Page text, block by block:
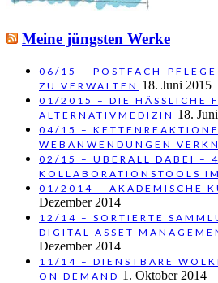
Meine jüngsten Werke
06/15 – POSTFACH-
ZU VERWALTEN 18. Juni 2015
01/2015 – DIE HÄSSLICHE
ALTERNATIVMEDIZIN 18.
04/15 –
WEBANWENDUNGEN
02/15 – ÜBERALL DABEI – 4
KOLLABORATIONSTOOLS
01/2014 – AKADEMISCHE
Dezember 2014
12/14 – SORTIERTE
DIGITAL ASSET
Dezember 2014
11/14 – DIENSTBARE
ON DEMAND 1. Oktober 2014